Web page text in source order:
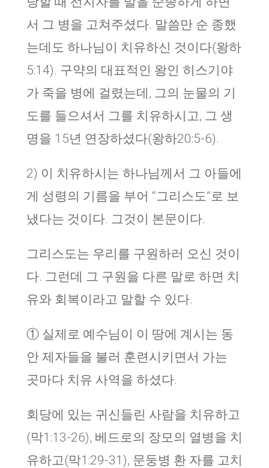
서 그 병을 고쳐주셨다. 말씀만 순 종했
는데도 하나님이 치유하신 것이다(왕하
5:14). 구약의 대표적인 왕인 히스기야
가 죽을 병에 걸렸는데, 그의 눈물의 기
도를 들으셔서 그를 치유하시고, 그 생
명을 15년 연장하셨다(왕하20:5-6).
2) 이 치유하시는 하나님께서 그 아들에
게 성령의 기름을 부어 “그리스도”로 보
냈다는 것이다. 그것이 본문이다.
그리스도는 우리를 구원하러 오신 것이
다. 그런데 그 구원을 다른 말로 하면 치
유와 회복이라고 말할 수 있다.
① 실제로 예수님이 이 땅에 계시는 동
안 제자들을 불러 훈련시키면서 가는
곳마다 치유 사역을 하셨다.
회당에 있는 귀신들린 사람을 치유하고
(막1:13-26), 베드로의 장모의 열병을 치
유하고(막1:29-31), 문둥병 환 자를 고치